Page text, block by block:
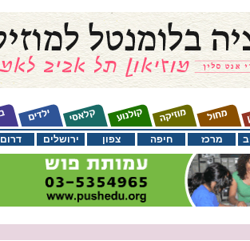
דרום ירושלים צפון חיפה מרכז